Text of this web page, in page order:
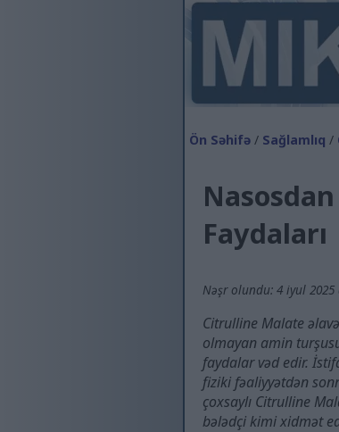
Ön Səhifə / Sağlamlıq /
Faydaları
Nəşr olundu: 4 iyul 2025
Citrulline Malate
olmayan amin
faydalar vəd edir.
fiziki fəaliyyətdən
çoxsaylı Citrulline
bələdçi kimi xidmət